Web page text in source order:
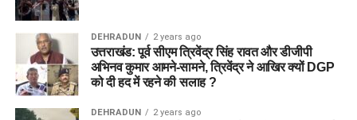
DEHRADUN 2 years ago
उत्तराखंड: पूर्व सीएम त्रिवेंद्र सिंह रावत और डीजीपी
अभिनव कुमार आमने-सामने, त्रिवेंद्र ने आखिर क्यों DGP
को दी हद में रहने की सलाह ?
DEHRADUN 2 years ago